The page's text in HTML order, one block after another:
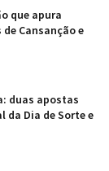
que apura
Cansanção e
duas apostas
da Dia de Sorte e